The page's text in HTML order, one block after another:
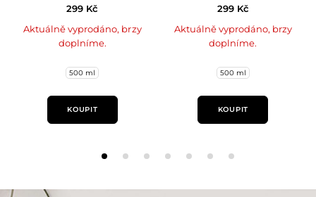
299 Kč
Aktuálně vyprodáno, brzy
doplníme.
500 ml
KOUPIT
299 Kč
Aktuálně vyprodáno, brzy
doplníme.
500 ml
KOUPIT